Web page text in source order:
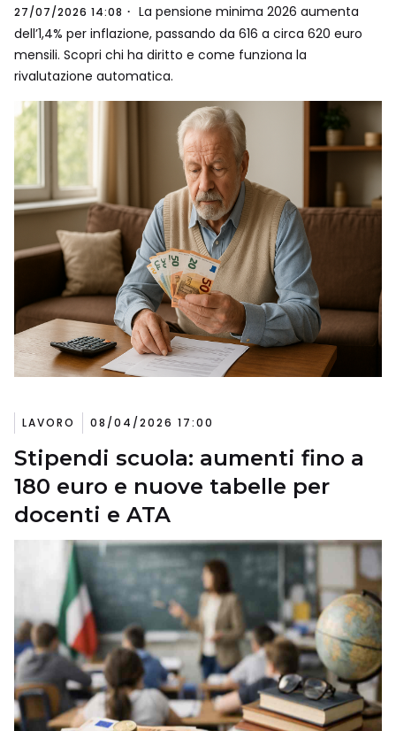
27/07/2026 14:08
La pensione minima 2026 aumenta
dell’1,4% per inflazione, passando da 616 a circa 620 euro
mensili. Scopri chi ha diritto e come funziona la
rivalutazione automatica.
LAVORO 08/04/2026 17:00
Stipendi scuola: aumenti fino a
180 euro e nuove tabelle per
docenti e ATA